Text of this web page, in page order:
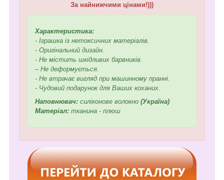
За найнижчими цінами!)))
Характеристика:
- Іграшка із нетоксичних матеріалів.
- Оригінальний дизайн.
- Не містить шкідливих барвників.
– Не деформується.
- Не втрачає вигляд при машинному пранні.
- Чудовий подарунок для Ваших коханих.
Наповнювач: силіконове волокно (Україна)
Матеріал: тканина - плюш